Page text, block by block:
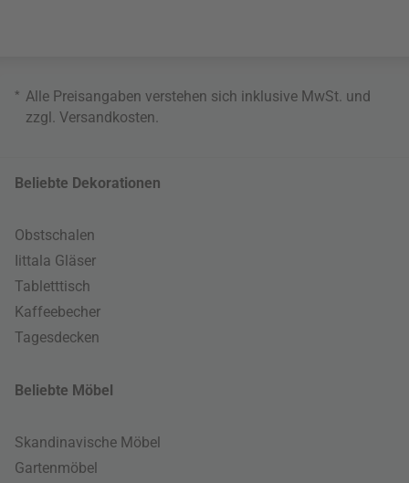
* Alle Preisangaben verstehen sich inklusive MwSt. und
zzgl. Versandkosten
Beliebte Dekorationen
Obstschalen
Iittala Gläser
Tabletttisch
Kaffeebecher
Tagesdecken
Beliebte Möbel
Skandinavische Möbel
Gartenmöbel